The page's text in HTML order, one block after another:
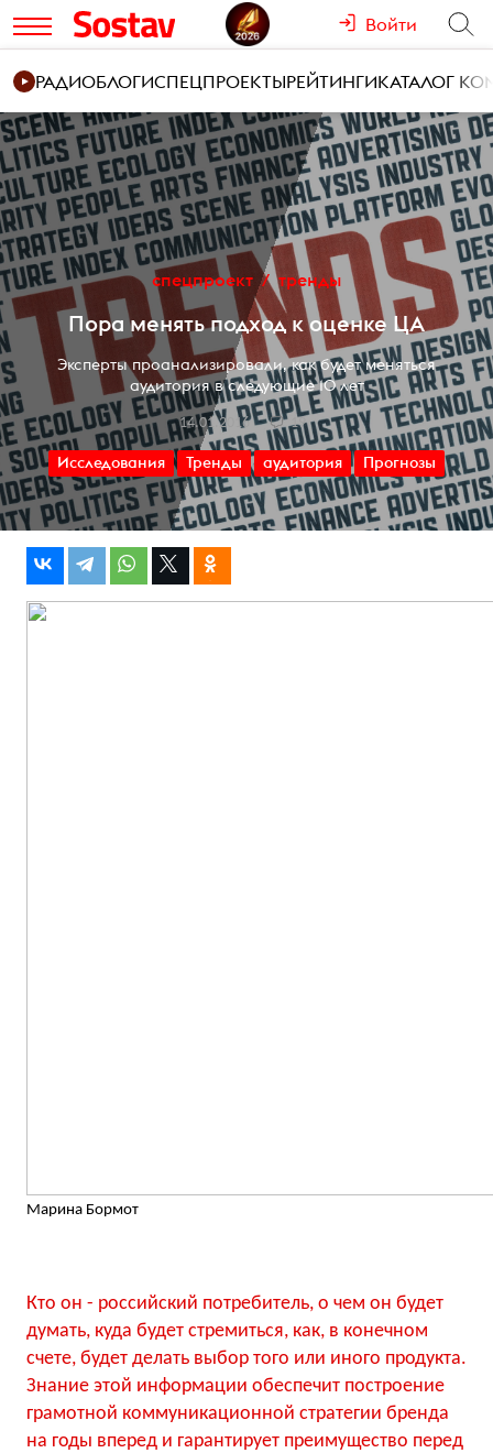
Войти
РАДИОБЛОГИСПЕЦПРОЕКТЫРЕЙТИНГИКАТАЛОГ
спецпроект тренды
Пора менять подход к оценке ЦА
Эксперты проанализировали, как будет меняться
аудитория в следующие 10 лет
14.01.2016 19
Исследования Тренды аудитория Прогнозы
Марина Бормот
Кто он - российский потребитель, о чем он будет
думать, куда будет стремиться, как, в конечном
счете, будет делать выбор того или иного продукта.
Знание этой информации обеспечит построение
грамотной коммуникационной стратегии бренда
на годы вперед и гарантирует преимущество перед